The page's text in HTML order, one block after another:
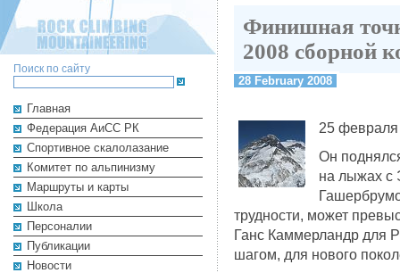
Поиск по сайту
Главная
Федерация АиСС РК
Cпортивное скалолазание
Комитет по альпинизму
Маршруты и карты
Школа
Персоналии
Публикации
Новости
Финишная
2008 сборной
28 February 2008
25 февраля
Он
на лыжах с
трудности, может
Ганс Каммерландр для
шагом, для нового